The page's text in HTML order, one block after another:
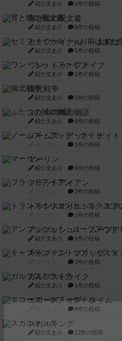
紹介文あり 1件の投稿
宵と暁の呪文書
紹介文あり 8件の投稿
セミファイナル ～お前は
紹介文あり 1件の投稿
ワン・トゥ・ファイブ
紹介文あり 1件の投稿
南北戦争
紹介文あり 1件の投稿
ふたつの城の物語
紹介文あり 6件の投稿
ノームズ・アット・ナイト
1件の投稿
マーリン
紹介文あり 6件の投稿
フラットアイアン
2件の投稿
トランスオリエント・エク
1件の投稿
アンブッシュ！：ムーブア
紹介文あり 1件の投稿
キャプテン・フリップ：
2件の投稿
ガルフストライク
紹介文あり 1件の投稿
エコーズ・オブ・タイム
8件の投稿
スカルキング
紹介文あり 12件の投稿